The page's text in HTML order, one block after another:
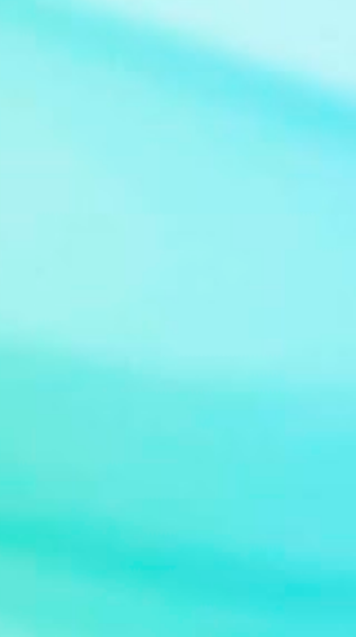
Original: I Dream of Jeannie) Bild: Jeannie at